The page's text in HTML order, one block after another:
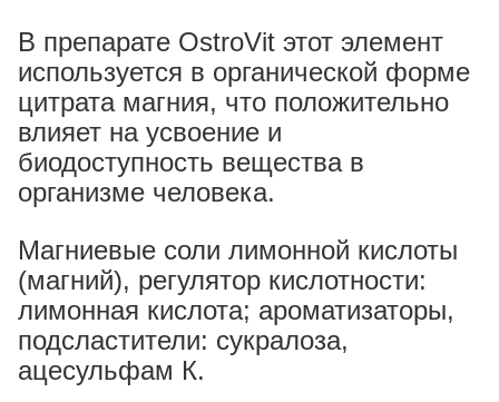
В препарате OstroVit этот элемент
используется в органической форме
цитрата магния, что положительно
влияет на усвоение и
биодоступность вещества в
организме человека.
Магниевые соли лимонной кислоты
(магний), регулятор кислотности:
лимонная кислота; ароматизаторы,
подсластители: сукралоза,
ацесульфам К.